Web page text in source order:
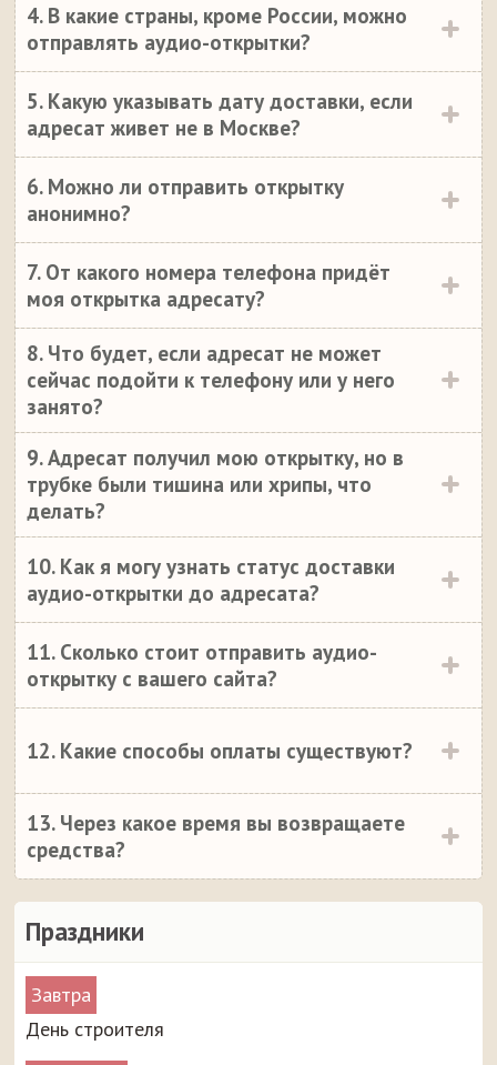
Праздники
Завтра
День строителя
4. В какие страны, кроме России, можно
отправлять аудио-открытки?
5. Какую указывать дату доставки, если
адресат живет не в Москве?
6. Можно ли отправить открытку
анонимно?
7. От какого номера телефона придёт
моя открытка адресату?
8. Что будет, если адресат не может
сейчас подойти к телефону или у него
занято?
9. Адресат получил мою открытку, но в
трубке были тишина или хрипы, что
делать?
10. Как я могу узнать статус доставки
аудио-открытки до адресата?
11. Сколько стоит отправить аудио-
открытку с вашего сайта?
12. Какие способы оплаты существуют?
13. Через какое время вы возвращаете
средства?